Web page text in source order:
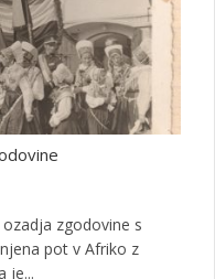
zgodovine s
pot v Afriko z
je...